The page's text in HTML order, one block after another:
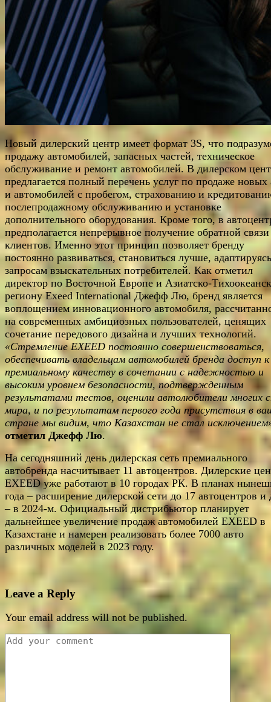
Новый дилерский центр имеет формат 3S, что
продажу автомобилей, запасных частей, техническое
обслуживание и ремонт автомобилей. В дилерском
предлагается полный перечень услуг по продаже новых
и автомобилей с пробегом, страхованию и
послепродажному обслуживанию и установке
дополнительного оборудования. Кроме того, в
предполагается непрерывное получение обратной
клиентов. Именно этот принцип позволяет бренду
постоянно развиваться, становиться лучше,
запросам взыскательных потребителей. Как отметил
директор по Восточной Европе и Азиатско-
региону Exeed International Джефф Лю, бренд является
воплощением инновационного автомобиля,
на современных амбициозных пользователей, ценящих
сочетание передового дизайна и лучших технологий.
«СтремлениеEXEED постоянно совершенствоваться,
обеспечивать владельцам автомобилей бренда доступ к
премиальному качеству в сочетании с надежностью и
высоким уровнем безопасности, подтвержденным
результатами тестов, оценили автолюбители многих
мира, и по результатам первого года присутствия в
стране мы видим, что Казахстан не стал исключением
отметил Джефф Лю.
На сегодняшний день дилерская сеть премиального
автобренда насчитывает 11 автоцентров. Дилерские
EXEED уже работают в 10 городах РК. В планах
года – расширение дилерской сети до 17 автоцентров и
– в 2024-м. Официальный дистрибьютор планирует
дальнейшее увеличение продаж автомобилей EXEED в
Казахстане и намерен реализовать более 7000 авто
различных моделей в 2023 году.
Leave a Reply
Your email address will not be published.